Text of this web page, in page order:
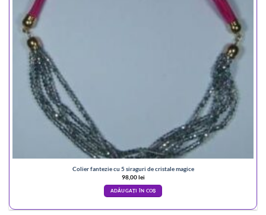
Colier fantezie cu 5 siraguri de cristale magice
98,00lei
ADĂUGAȚI ÎN COȘ